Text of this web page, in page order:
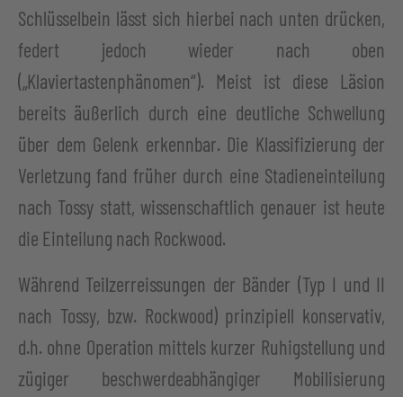
Schlüsselbein lässt sich hierbei nach unten drücken,
federt jedoch wieder nach oben
(„Klaviertastenphänomen“). Meist ist diese Läsion
bereits äußerlich durch eine deutliche Schwellung
über dem Gelenk erkennbar. Die Klassifizierung der
Verletzung fand früher durch eine Stadieneinteilung
nach Tossy statt, wissenschaftlich genauer ist heute
die Einteilung nach Rockwood.
Während Teilzerreissungen der Bänder (Typ I und II
nach Tossy, bzw. Rockwood) prinzipiell konservativ,
d.h. ohne Operation mittels kurzer Ruhigstellung und
zügiger beschwerdeabhängiger Mobilisierung